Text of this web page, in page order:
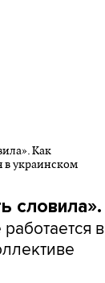
словила».
в